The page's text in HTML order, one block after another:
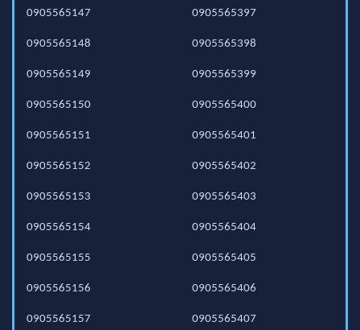
0905565147
0905565148
0905565149
0905565150
0905565151
0905565152
0905565153
0905565154
0905565155
0905565156
0905565157
0905565397
0905565398
0905565399
0905565400
0905565401
0905565402
0905565403
0905565404
0905565405
0905565406
0905565407